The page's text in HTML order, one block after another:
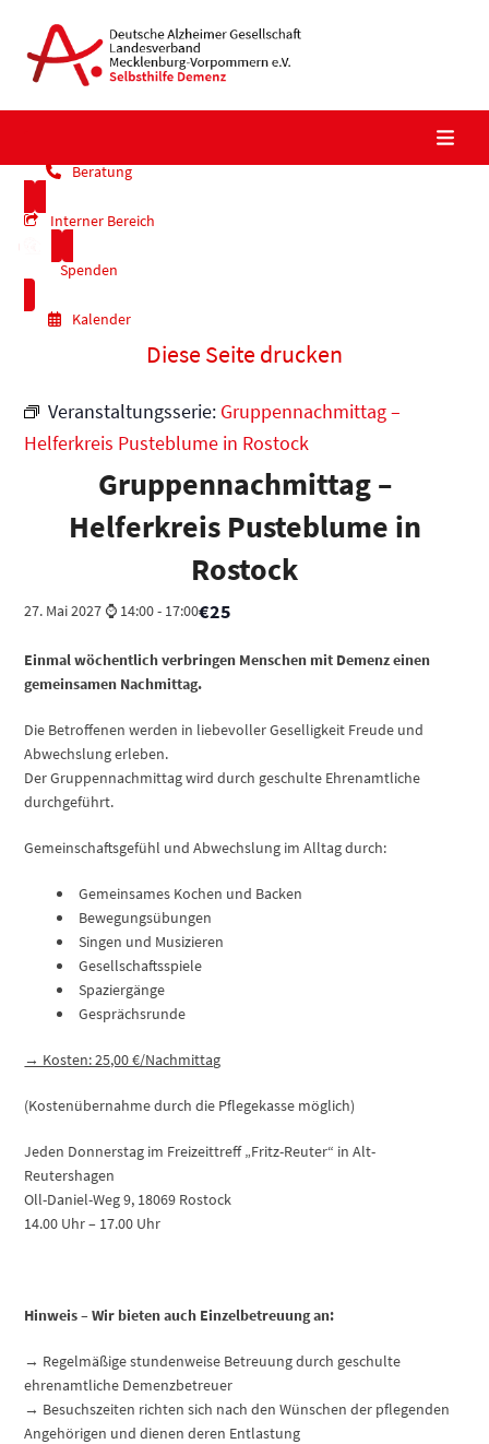
content
Beratung
Interner Bereich
Spenden
Kalender
Diese Seite drucken
Veranstaltungsserie: Gruppennachmittag –
Helferkreis Pusteblume in Rostock
Gruppennachmittag –
Helferkreis Pusteblume in
Rostock
27. Mai 2027 ⌚ 14:00- 17:00€25
Einmal wöchentlich verbringen Menschen mit Demenz einen
gemeinsamen Nachmittag.
Die Betroffenen werden in liebevoller Geselligkeit Freude und
Abwechslung erleben.
Der Gruppennachmittag wird durch geschulte Ehrenamtliche
durchgeführt.
Gemeinschaftsgefühl und Abwechslung im Alltag durch:
Gemeinsames Kochen und Backen
Bewegungsübungen
Singen und Musizieren
Gesellschaftsspiele
Spaziergänge
Gesprächsrunde
→ Kosten: 25,00 €/Nachmittag
(Kostenübernahme durch die Pflegekasse möglich)
Jeden Donnerstag im Freizeittreff „Fritz-Reuter“ in Alt-
Reutershagen
Oll-Daniel-Weg 9, 18069 Rostock
14.00 Uhr – 17.00 Uhr
Hinweis – Wir bieten auch Einzelbetreuung an:
→ Regelmäßige stundenweise Betreuung durch geschulte
ehrenamtliche Demenzbetreuer
→ Besuchszeiten richten sich nach den Wünschen der pflegenden
Angehörigen und dienen deren Entlastung